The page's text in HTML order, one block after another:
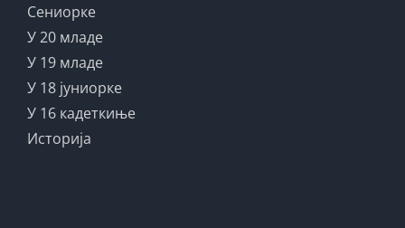
Сениорке
У 20 младе
У 19 младе
У 18 јуниорке
У 16 кадеткиње
Историја